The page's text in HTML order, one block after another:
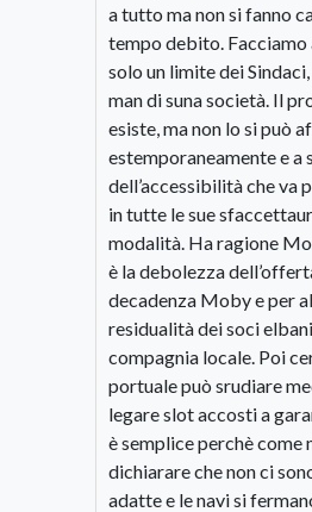
a tutto ma non si fanno
tempo debito. Facciamo
solo un limite dei
man di suna società. Il
esiste, ma non lo si può
estemporaneamente e a
dell’accessibilità che va
in tutte le sue
modalità. Ha ragione
è la debolezza
decadenza Moby e per
residualità dei soci
compagnia locale. Poi
portuale può srudiare
legare slot accosti a
è semplice perchè
dichiarare che non ci
adatte e le navi si